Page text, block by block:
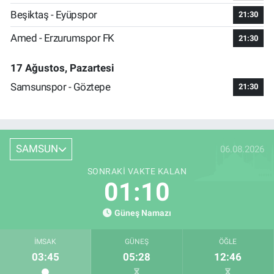
Beşiktaş - Eyüpspor 21:30
Amed - Erzurumspor FK 21:30
17 Ağustos, Pazartesi
Samsunspor - Göztepe
21:30
SAMSUN 06.08.2026
SONRAKI VAKTE KALAN
01:09
Güneş Namazı
İMSAK
03:45
GÜNEŞ
05:28
ÖĞLE
12:46